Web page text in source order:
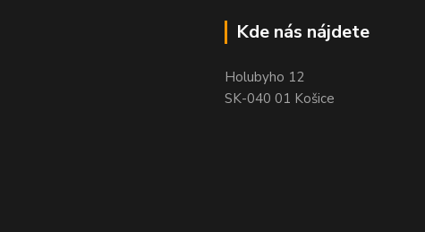
Kde nás nájdete
Holubyho 12
SK-040 01 Košice